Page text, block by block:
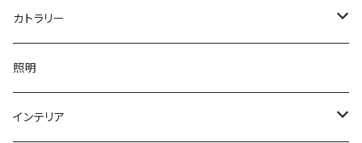
網代編み
透かし網代編み
その他
ござ目編み
バスケット
竹ペン
ペーパーナイフ
石を抱く竹（ペーパーウェイト）
カトラリー
お箸
菜箸
照明
インテリア